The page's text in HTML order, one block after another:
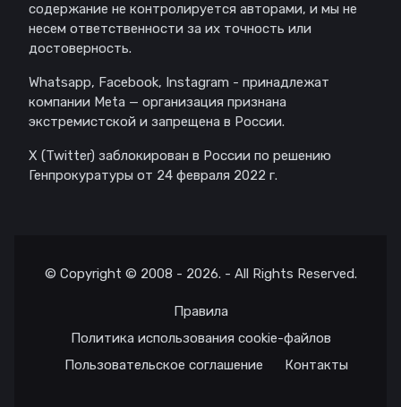
содержание не контролируется авторами, и мы не
несем ответственности за их точность или
достоверность.
Whatsapp, Facebook, Instagram - принадлежат
компании Meta — организация признана
экстремистской и запрещена в России.
X (Twitter) заблокирован в России по решению
Генпрокуратуры от 24 февраля 2022 г.
© Copyright © 2008 - 2026. - All Rights Reserved.
Правила
Политика использования cookie-файлов
Пользовательское соглашение
Контакты